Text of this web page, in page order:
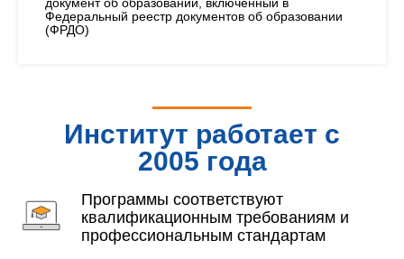
Федеральный реестр документов об образовании
(ФРДО)
Институт работает с
2005 года
Программы соответствуют
квалификационным требованиям и
профессиональным стандартам